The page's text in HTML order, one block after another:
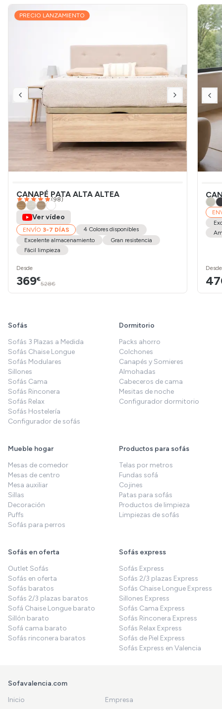
PRECIO LANZAMIENTO
CANAPÉ PATA ALTA ALTEA
(98)
Ver vídeo
ENVÍO 3-7 DÍAS
4 Colores disponibles
Excelente almacenamiento
Gran resistencia
Fácil limpieza
Desde
369€
528€
Desde
Sofás
Sofás 3 Plazas a Medida
Sofás Chaise Longue
Sofás Modulares
Sillones
Sofás Cama
Sofás Rinconera
Sofás Relax
Sofás Hostelería
Configurador de sofás
Dormitorio
Packs ahorro
Colchones
Canapés y Somieres
Almohadas
Cabeceros de cama
Mesitas de noche
Configurador dormitorio
Mueble hogar
Mesas de comedor
Mesas de centro
Mesa auxiliar
Sillas
Decoración
Puffs
Sofás para perros
Productos para sofás
Telas por metros
Fundas sofá
Cojines
Patas para sofás
Productos de limpieza
Limpiezas de sofás
Sofás en oferta
Outlet Sofás
Sofás en oferta
Sofás baratos
Sofás 2/3 plazas baratos
Sofá Chaise Longue barato
Sillón barato
Sofá cama barato
Sofás rinconera baratos
Sofás express
Sofás Express
Sofás 2/3 plazas Express
Sofás Chaise Longue Express
Sillones Express
Sofás Cama Express
Sofás Rinconera Express
Sofás Relax Express
Sofás de Piel Express
Sofás Express en Valencia
Sofavalencia.com
Inicio
Empresa